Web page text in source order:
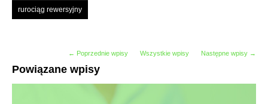
rurociąg rewersyjny
Powiązane wpisy
← Poprzednie wpisy Wszystkie wpisy Następne wpisy →